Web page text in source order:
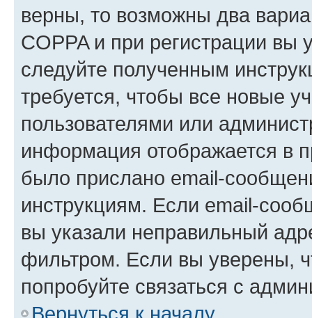
верны, то возможны два
COPPA и при регистрации вы
следуйте полученным
требуется, чтобы все новые
пользователями или
информация отображается в
было прислано email-
инструкциям. Если email-
вы указали неправильный
фильтром. Если вы уверены,
попробуйте связаться с
Вернуться к началу